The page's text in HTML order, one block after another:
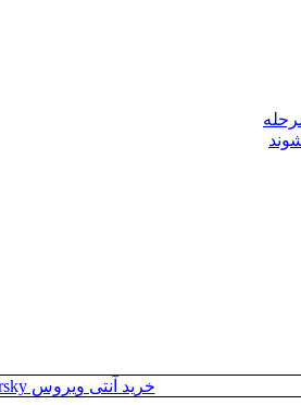
خرید آنتی ویروس Kaspersky